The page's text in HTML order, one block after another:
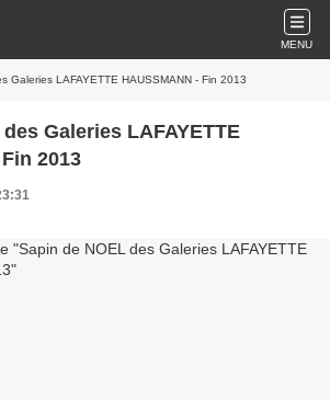
MENU
Galeries LAFAYETTE HAUSSMANN - Fin 2013
Galeries LAFAYETTE
2013